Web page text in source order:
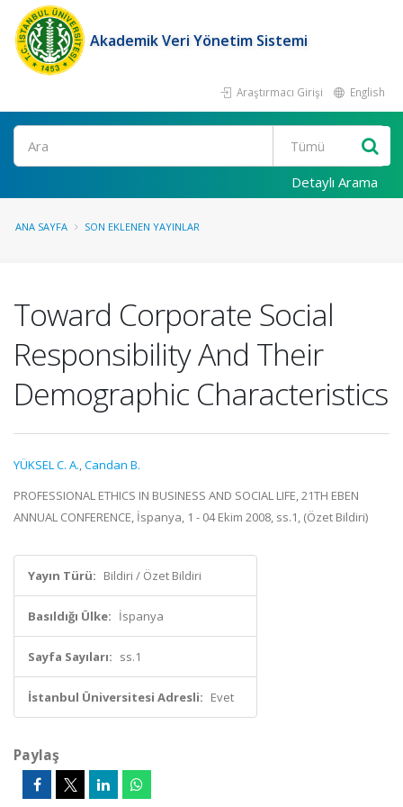
Akademik Veri Yönetim Sistemi
Araştırmacı Girişi English
Ara
Detaylı Arama
ANA SAYFA SON EKLENEN YAYINLAR
Toward Corporate Social
Responsibility And Their
Demographic Characteristics
YÜKSEL C. A.,Candan B.
PROFESSIONAL ETHICS IN BUSINESS AND SOCIAL LIFE, 21TH EBEN
ANNUAL CONFERENCE, İspanya, 1 - 04 Ekim 2008, ss.1, (Özet Bildiri)
Yayın Türü: Bildiri / Özet Bildiri
Basıldığı Ülke: İspanya
Sayfa Sayıları: ss.1
İstanbul Üniversitesi Adresli: Evet
Paylaş